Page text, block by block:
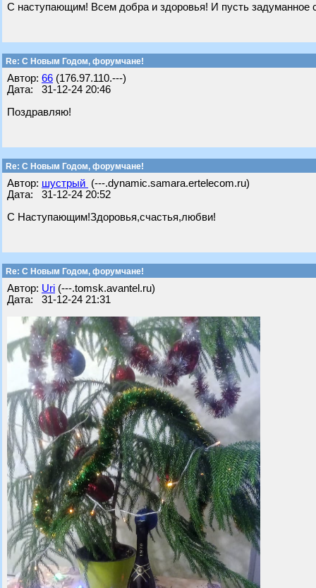
С наступающим! Всем добра и здоровья! И пусть задуманное
Re: С Новым Годом, форумчане!
Автор: 66 (176.97.110.---)
Дата: 31-12-24 20:46
Поздравляю!
Re: С Новым Годом, форумчане!
Автор: шустрый (---.dynamic.samara.ertelecom.ru)
Дата: 31-12-24 20:52
С Наступающим!Здоровья,счастья,любви!
Re: С Новым Годом, форумчане!
Автор: Uri (---.tomsk.avantel.ru)
Дата: 31-12-24 21:31